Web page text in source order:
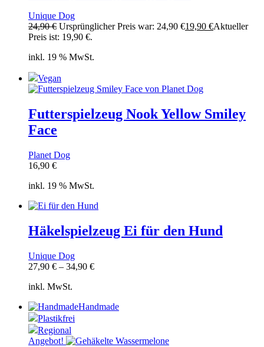
Unique Dog
24,90€ Ursprünglicher Preis war: 24,90 €19,90 €Aktueller
Preis ist: 19,90 €.
inkl. 19 % MwSt.
Vegan
Futterspielzeug Nook Yellow Smiley
Face
Planet Dog
16,90 €
inkl. 19 % MwSt.
Häkelspielzeug Ei für den Hund
Unique Dog
27,90 € – 34,90 €
inkl. MwSt.
Handmade
Plastikfrei
Regional
Angebot!